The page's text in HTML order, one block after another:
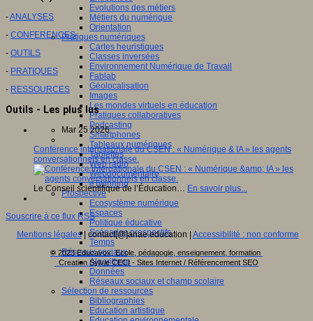
Evolutions des métiers
Métiers du numérique
Orientation
Pratiques numériques
Cartes heuristiques
Classes inversées
Environnement Numérique de Travail
Fablab
Géolocalisation
Images
Les mondes virtuels en éducation
Pratiques collaboratives
Podcasting
Smartphones
Tableaux numériques
Tablettes
Web radio
Webdocumentaire
eTwinning
Prospective
Ecosystème numérique
Espaces
Politique éducative
Scénarios prospectifs
Temps
Réseaux sociaux
Algorithme
Données
Réseaux sociaux et champ scolaire
Sélection de ressources
Bibliographies
Education artistique
-ANALYSES
- CONFERENCES
- OUTILS
- PRATIQUES
- RESSOURCES
Outils - Les plus lus
Mar 25 2026
Conférence internationale du CSEN : « Numérique & IA » les agents
conversationnels en classe.
Le Conseil scientifique de l’Éducation… En savoir plus...
Souscrire à ce flux RSS
Mentions légales| contact[@]anae.education | Accessibilité : non conforme
© 2023 Educavox, Ecole, pédagogie, enseignement, formation
Creation Sylvie CECI - Sites Internet / Référencement SEO